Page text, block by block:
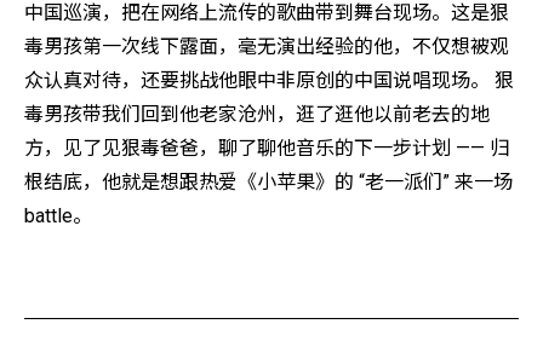
中国巡演，把在网络上流传的歌曲带到舞台现场。这是狠
毒男孩第一次线下露面，毫无演出经验的他，不仅想被观
众认真对待，还要挑战他眼中非原创的中国说唱现场。 狠
毒男孩带我们回到他老家沧州，逛了逛他以前老去的地
方，见了见狠毒爸爸，聊了聊他音乐的下一步计划 —— 归
根结底，他就是想跟热爱《小苹果》的 “老一派们” 来一场
battle。